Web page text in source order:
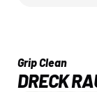
Grip Clean
DRECK